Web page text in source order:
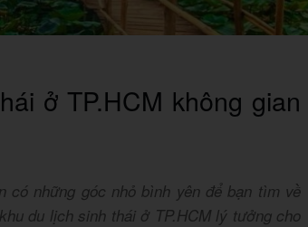
ở TP.HCM không gian
có những góc nhỏ bình yên để bạn tìm về
du lịch sinh thái ở TP.HCM lý tưởng cho